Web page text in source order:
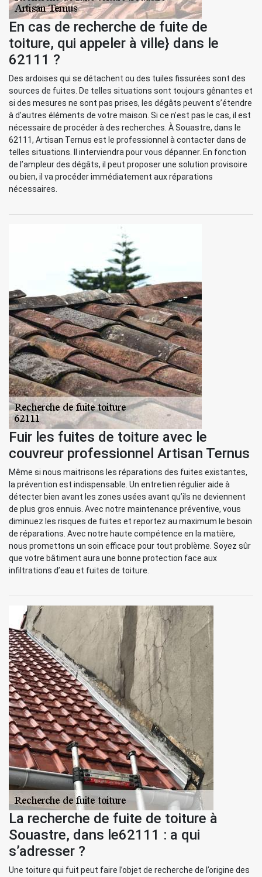
En cas de recherche de fuite de
toiture, qui appeler à ville} dans le
62111 ?
Des ardoises qui se détachent ou des tuiles fissurées sont des
sources de fuites. De telles situations sont toujours gênantes et
si des mesures ne sont pas prises, les dégâts peuvent s’étendre
à d’autres éléments de votre maison. Si ce n’est pas le cas, il est
nécessaire de procéder à des recherches. À Souastre, dans le
62111, Artisan Ternus est le professionnel à contacter dans de
telles situations. Il interviendra pour vous dépanner. En fonction
de l’ampleur des dégâts, il peut proposer une solution provisoire
ou bien, il va procéder immédiatement aux réparations
nécessaires.
Fuir les fuites de toiture avec le
couvreur professionnel Artisan Ternus
Même si nous maitrisons les réparations des fuites existantes,
la prévention est indispensable. Un entretien régulier aide à
détecter bien avant les zones usées avant qu’ils ne deviennent
de plus gros ennuis. Avec notre maintenance préventive, vous
diminuez les risques de fuites et reportez au maximum le besoin
de réparations. Avec notre haute compétence en la matière,
nous promettons un soin efficace pour tout problème. Soyez sûr
que votre bâtiment aura une bonne protection face aux
infiltrations d’eau et fuites de toiture.
La recherche de fuite de toiture à
Souastre, dans le62111 : a qui
s’adresser ?
Une toiture qui fuit peut faire l’objet de recherche de l’origine des